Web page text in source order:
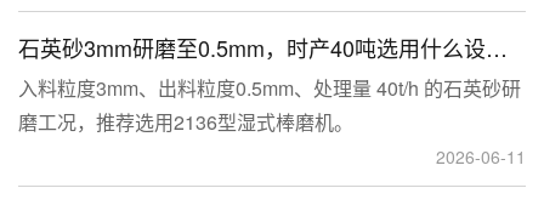
维度优化，改善该问题。
石英砂3mm研磨至0.5mm，时产40吨选用什么设备？
入料粒度3mm、出料粒度0.5mm、处理量 40t/h 的石英砂研
磨工况，推荐选用2136型湿式棒磨机。
2026-06-11